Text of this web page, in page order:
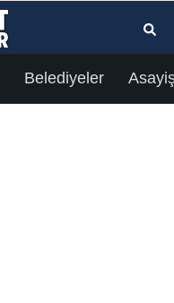
Belediyeler